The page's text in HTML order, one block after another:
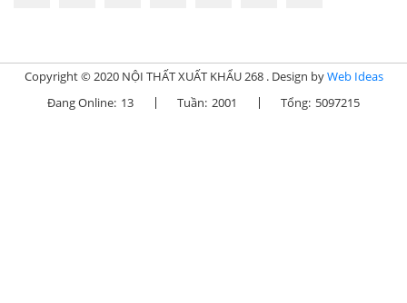
Copyright © 2020 NỘI THẤT XUẤT KHẨU 268 . Design byWeb Ideas
Đang Online: 13 Tuần: 2001 Tổng: 5097215